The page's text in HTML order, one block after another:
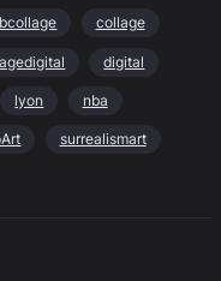
collage
digital
lyon nba
surrealismart